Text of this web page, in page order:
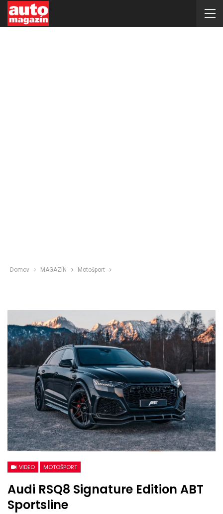
Domov MAGAZÍN Motošport
VIDEO MOTOŠPORT
Audi RSQ8 Signature Edition ABT
Sportsline